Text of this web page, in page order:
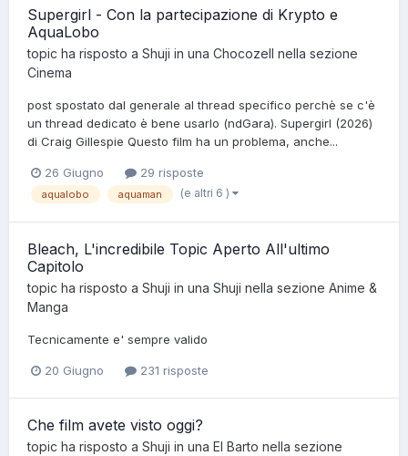
Supergirl - Con la partecipazione di Krypto e
AquaLobo
topic ha risposto a Shuji in una Chocozell nella sezione
Cinema
post spostato dal generale al thread specifico perchè se c'è
un thread dedicato è bene usarlo (ndGara). Supergirl (2026)
di Craig Gillespie Questo film ha un problema, anche...
26 Giugno 29 risposte
aqualobo aquaman (e altri 6 )
Bleach, L'incredibile Topic Aperto All'ultimo
Capitolo
topic ha risposto a Shuji in una Shuji nella sezione Anime &
Manga
Tecnicamente e' sempre valido
20 Giugno 231 risposte
Che film avete visto oggi?
topic ha risposto a Shuji in una El Barto nella sezione